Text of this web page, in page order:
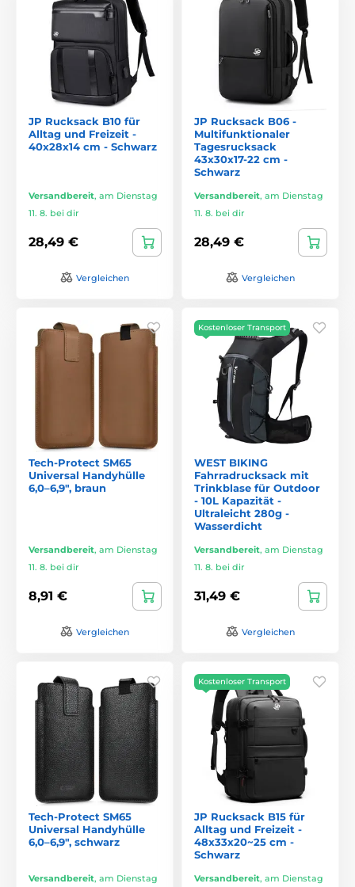
JP Rucksack B10 für
Alltag und Freizeit -
40x28x14 cm - Schwarz
Versandbereit, am Dienstag
11. 8. bei dir
28,49 €
Vergleichen
JP Rucksack B06 -
Multifunktionaler
Tagesrucksack
43x30x17-22 cm -
Schwarz
Versandbereit, am Dienstag
11. 8. bei dir
28,49 €
Vergleichen
Tech-Protect SM65
Universal Handyhülle
6,0–6,9″, braun
Versandbereit, am Dienstag
11. 8. bei dir
8,91 €
Vergleichen
Kostenloser Transport
WEST BIKING
Fahrradrucksack mit
Trinkblase für Outdoor
- 10L Kapazität -
Ultraleicht 280g -
Wasserdicht
Versandbereit, am Dienstag
11. 8. bei dir
31,49 €
Vergleichen
Tech-Protect SM65
Universal Handyhülle
6,0–6,9″, schwarz
Versandbereit, am Dienstag
Kostenloser Transport
JP Rucksack B15 für
Alltag und Freizeit -
48x33x20~25 cm -
Schwarz
Versandbereit, am Dienstag